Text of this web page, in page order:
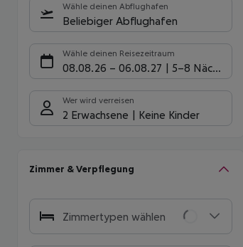
Wähle deinen Abflughafen
Beliebiger Abflughafen
Wähle deinen Reisezeitraum
08.08.26 – 06.08.27 5-8 Nächte
Wer wird verreisen
2 Erwachsene Keine Kinder
Zimmer & Verpflegung
Zimmertypen wählen